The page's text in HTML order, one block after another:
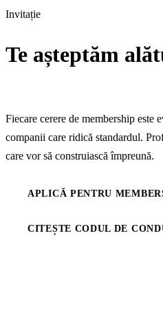
Invitație
Te așteptăm
Fiecare cerere de membership este
companii care ridică standardul.
care vor să construiască împreună.
APLICĂ PENTRU
CITEȘTE CODUL DE